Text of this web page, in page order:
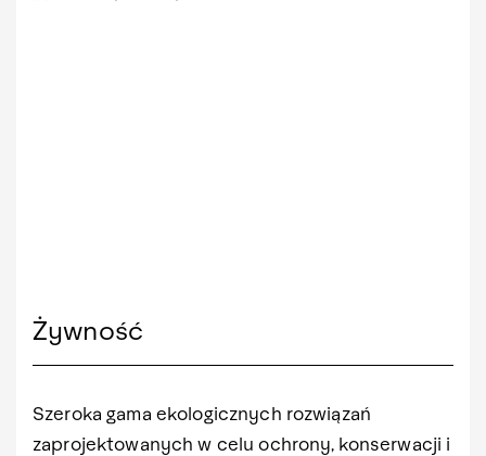
Żywność
Szeroka gama ekologicznych rozwiązań
zaprojektowanych w celu ochrony, konserwacji i